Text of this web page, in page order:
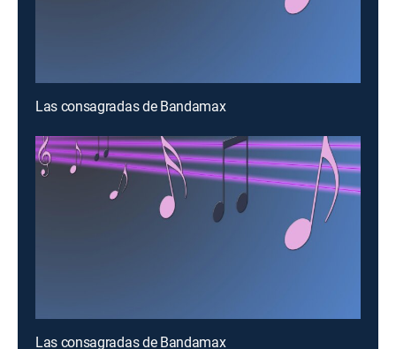
Las consagradas de Bandamax
Las consagradas de Bandamax